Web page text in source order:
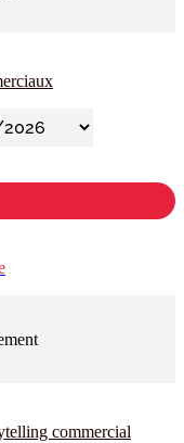
commercial